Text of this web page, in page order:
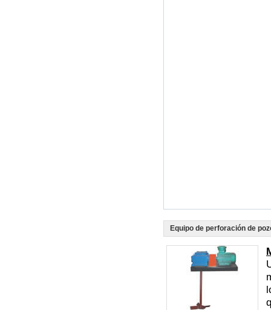
Equipo de perforación de